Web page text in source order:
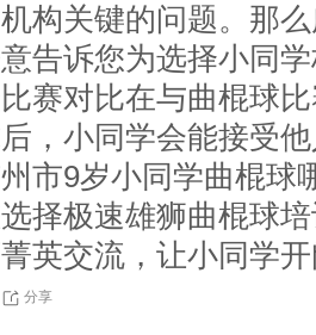
构关键的问题。那
告诉您为选择小同
赛对比在与曲棍球
，小同学会能接受
市9岁小同学曲棍球
择极速雄狮曲棍球
英交流，让小同学
分享